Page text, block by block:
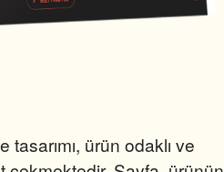
tasarımı, ürün odaklı ve